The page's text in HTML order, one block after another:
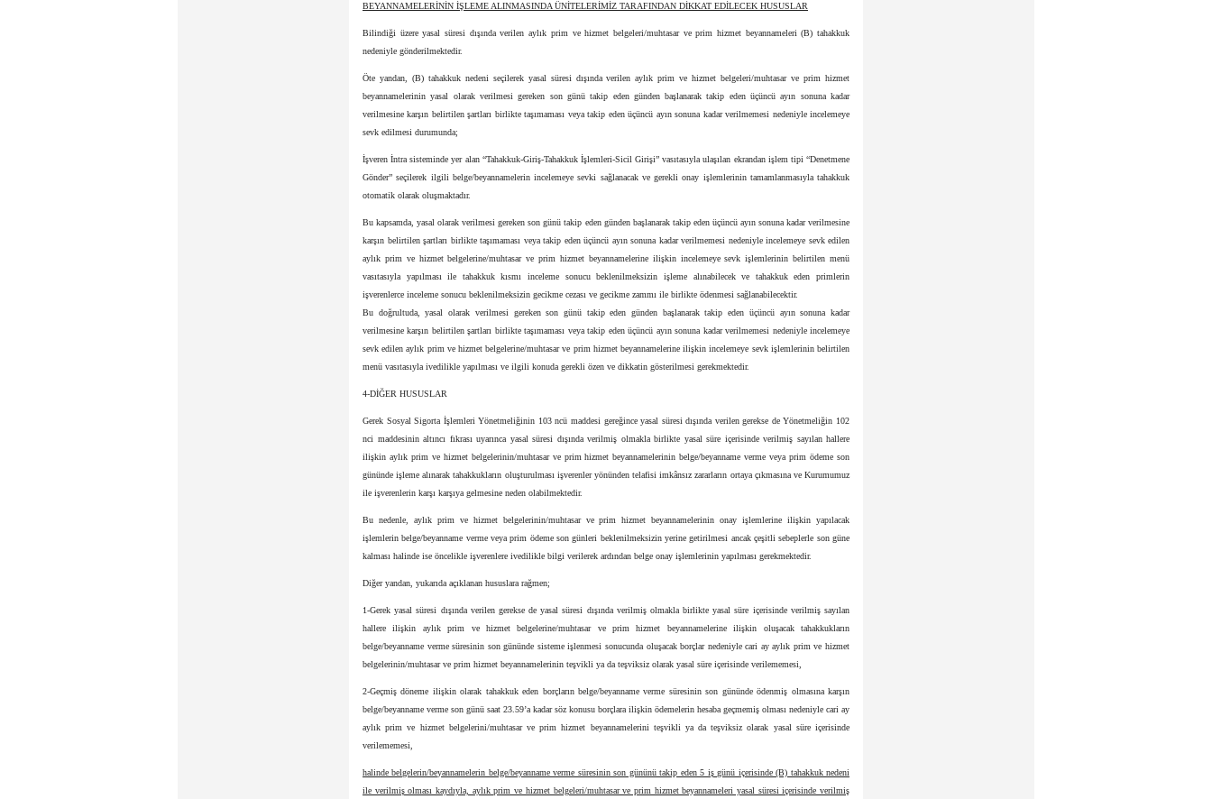
BEYANNAMELERİNİN İŞLEME ALINMASINDA ÜNİTELERİMİZ TARAFINDAN DİKKAT EDİLECEK HUSUSLAR
Bilindiği üzere yasal süresi dışında verilen aylık prim ve hizmet belgeleri/muhtasar ve prim hizmet beyannameleri (B) tahakkuk
nedeniyle gönderilmektedir.
Öte yandan, (B) tahakkuk nedeni seçilerek yasal süresi dışında verilen aylık prim ve hizmet belgeleri/muhtasar ve prim hizmet
beyannamelerinin yasal olarak verilmesi gereken son günü takip eden günden başlanarak takip eden üçüncü ayın sonuna kadar
verilmesine karşın belirtilen şartları birlikte taşımaması veya takip eden üçüncü ayın sonuna kadar verilmemesi nedeniyle incelemeye
sevk edilmesi durumunda;
İşveren İntra sisteminde yer alan “Tahakkuk-Giriş-Tahakkuk İşlemleri-Sicil Girişi” vasıtasıyla ulaşılan ekrandan işlem tipi “Denetmene
Gönder” seçilerek ilgili belge/beyannamelerin incelemeye sevki sağlanacak ve gerekli onay işlemlerinin tamamlanmasıyla tahakkuk
otomatik olarak oluşmaktadır.
Bu kapsamda, yasal olarak verilmesi gereken son günü takip eden günden başlanarak takip eden üçüncü ayın sonuna kadar verilmesine
karşın belirtilen şartları birlikte taşımaması veya takip eden üçüncü ayın sonuna kadar verilmemesi nedeniyle incelemeye sevk edilen
aylık prim ve hizmet belgelerine/muhtasar ve prim hizmet beyannamelerine ilişkin incelemeye sevk işlemlerinin belirtilen menü
vasıtasıyla yapılması ile tahakkuk kısmı inceleme sonucu beklenilmeksizin işleme alınabilecek ve tahakkuk eden primlerin
işverenlerce inceleme sonucu beklenilmeksizin gecikme cezası ve gecikme zammı ile birlikte ödenmesi sağlanabilecektir.
Bu doğrultuda, yasal olarak verilmesi gereken son günü takip eden günden başlanarak takip eden üçüncü ayın sonuna kadar
verilmesine karşın belirtilen şartları birlikte taşımaması veya takip eden üçüncü ayın sonuna kadar verilmemesi nedeniyle incelemeye
sevk edilen aylık prim ve hizmet belgelerine/muhtasar ve prim hizmet beyannamelerine ilişkin incelemeye sevk işlemlerinin belirtilen
menü vasıtasıyla ivedilikle yapılması ve ilgili konuda gerekli özen ve dikkatin gösterilmesi gerekmektedir.
4-DİĞER HUSUSLAR
Gerek Sosyal Sigorta İşlemleri Yönetmeliğinin 103 ncü maddesi gereğince yasal süresi dışında verilen gerekse de Yönetmeliğin 102
nci maddesinin altıncı fıkrası uyarınca yasal süresi dışında verilmiş olmakla birlikte yasal süre içerisinde verilmiş sayılan hallere
ilişkin aylık prim ve hizmet belgelerinin/muhtasar ve prim hizmet beyannamelerinin belge/beyanname verme veya prim ödeme son
gününde işleme alınarak tahakkukların oluşturulması işverenler yönünden telafisi imkânsız zararların ortaya çıkmasına ve Kurumumuz
ile işverenlerin karşı karşıya gelmesine neden olabilmektedir.
Bu nedenle, aylık prim ve hizmet belgelerinin/muhtasar ve prim hizmet beyannamelerinin onay işlemlerine ilişkin yapılacak
işlemlerin belge/beyanname verme veya prim ödeme son günleri beklenilmeksizin yerine getirilmesi ancak çeşitli sebeplerle son güne
kalması halinde ise öncelikle işverenlere ivedilikle bilgi verilerek ardından belge onay işlemlerinin yapılması gerekmektedir.
Diğer yandan, yukarıda açıklanan hususlara rağmen;
1-Gerek yasal süresi dışında verilen gerekse de yasal süresi dışında verilmiş olmakla birlikte yasal süre içerisinde verilmiş sayılan
hallere ilişkin aylık prim ve hizmet belgelerine/muhtasar ve prim hizmet beyannamelerine ilişkin oluşacak tahakkukların
belge/beyanname verme süresinin son gününde sisteme işlenmesi sonucunda oluşacak borçlar nedeniyle cari ay aylık prim ve hizmet
belgelerinin/muhtasar ve prim hizmet beyannamelerinin teşvikli ya da teşviksiz olarak yasal süre içerisinde verilememesi,
2-Geçmiş döneme ilişkin olarak tahakkuk eden borçların belge/beyanname verme süresinin son gününde ödenmiş olmasına karşın
belge/beyanname verme son günü saat 23.59’a kadar söz konusu borçlara ilişkin ödemelerin hesaba geçmemiş olması nedeniyle cari ay
aylık prim ve hizmet belgelerini/muhtasar ve prim hizmet beyannamelerini teşvikli ya da teşviksiz olarak yasal süre içerisinde
verilememesi,
halinde belgelerin/beyannamelerin belge/beyanname verme süresinin son gününü takip eden 5 iş günü içerisinde (B) tahakkuk nedeni
ile verilmiş olması kaydıyla, aylık prim ve hizmet belgeleri/muhtasar ve prim hizmet beyannameleri yasal süresi içerisinde verilmiş